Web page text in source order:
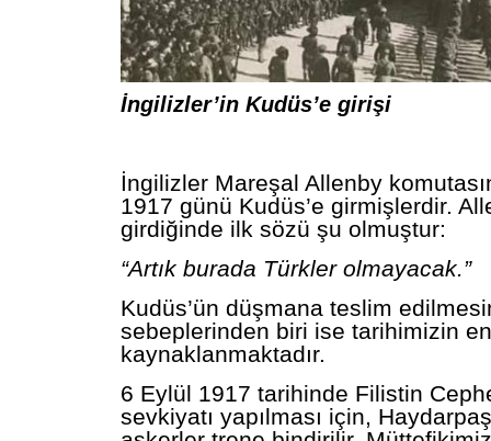
İngilizler’in Kudüs’e girişi
İngilizler Mareşal Allenby
1917 günü Kudüs’e girmişlerdir.
girdiğinde ilk sözü şu olmuştur:
“Artık burada Türkler olmayacak.”
Kudüs’ün düşmana teslim
sebeplerinden biri ise tarihimizin en
kaynaklanmaktadır.
6 Eylül 1917 tarihinde Filistin
sevkiyatı yapılması için,